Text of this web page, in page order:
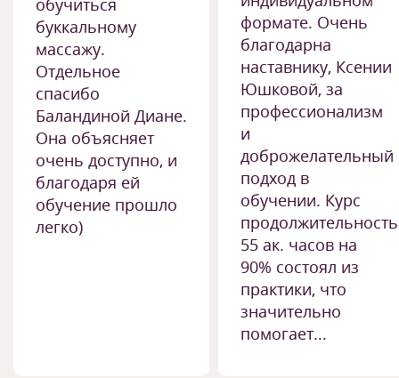
обучиться
буккальному
массажу.
Отдельное
спасибо
Баландиной Диане.
Она объясняет
очень доступно, и
благодаря ей
обучение прошло
легко)
формате. Очень
благодарна
наставнику, Ксении
Юшковой, за
профессионализм
и
доброжелательный
подход в
обучении. Курс
55 ак. часов на
90% состоял из
практики, что
значительно
помогает...